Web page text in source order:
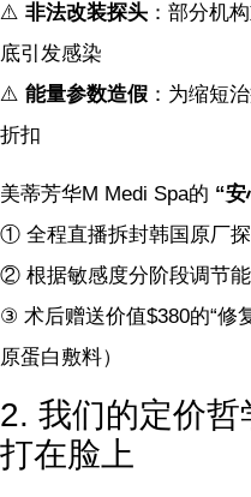
⚠️ 非法改装探头 ：部分机
底引发感染
⚠️ 能量参数造假 ：为缩短
折扣
美蒂芳华M Medi Spa的 “
① 全程直播拆封韩国原厂探
② 根据敏感度分阶段调节
③ 术后赠送价值$380的“修
原蛋白敷料）
2. 我们的定价
打在脸上